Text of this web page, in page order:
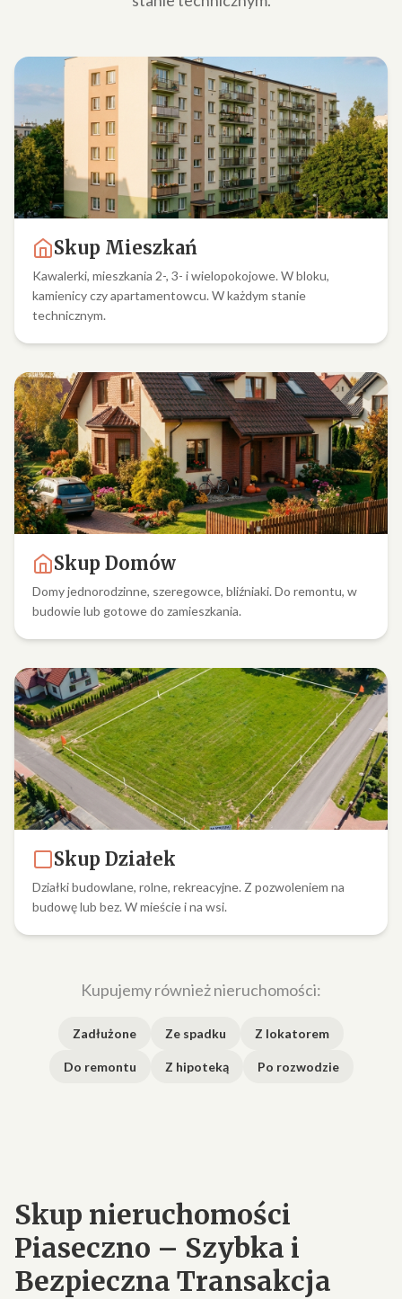
Skup Mieszkań
Kawalerki, mieszkania 2-, 3- i wielopokojowe. W bloku,
kamienicy czy apartamentowcu. W każdym stanie
technicznym.
Skup Domów
Domy jednorodzinne, szeregowce, bliźniaki. Do remontu, w
budowie lub gotowe do zamieszkania.
Skup Działek
Działki budowlane, rolne, rekreacyjne. Z pozwoleniem na
budowę lub bez. W mieście i na wsi.
Kupujemy również nieruchomości:
Zadłużone Ze spadku Z lokatorem
Do remontu Z hipoteką Po rozwodzie
Skup nieruchomości
Piaseczno – Szybka i
Bezpieczna Transakcja